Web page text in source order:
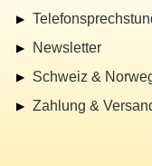
Newsletter
Schweiz &
Zahlung &